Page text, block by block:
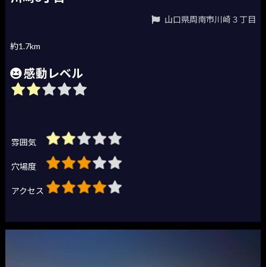
山口県周南市川崎３丁目
約1.7km
感動レベル
雰囲気
穴場度
アクセス